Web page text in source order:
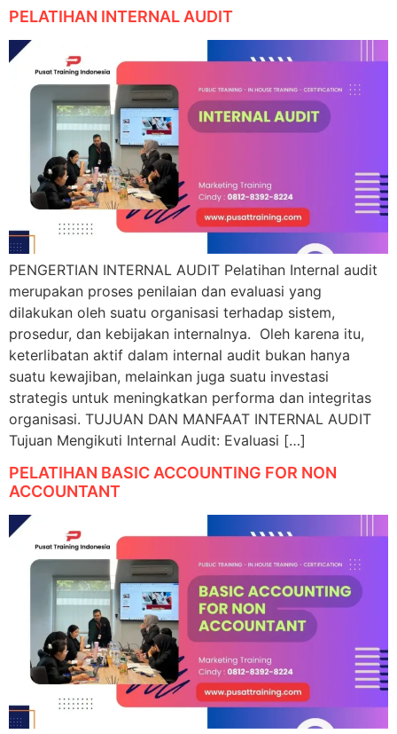
PELATIHAN INTERNAL AUDIT
PENGERTIAN INTERNAL AUDIT Pelatihan Internal audit
merupakan proses penilaian dan evaluasi yang
dilakukan oleh suatu organisasi terhadap sistem,
prosedur, dan kebijakan internalnya. Oleh karena itu,
keterlibatan aktif dalam internal audit bukan hanya
suatu kewajiban, melainkan juga suatu investasi
strategis untuk meningkatkan performa dan integritas
organisasi. TUJUAN DAN MANFAAT INTERNAL AUDIT
Tujuan Mengikuti Internal Audit: Evaluasi […]
PELATIHAN BASIC ACCOUNTING FOR NON
ACCOUNTANT